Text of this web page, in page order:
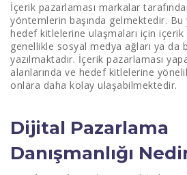
İçerik pazarlaması markalar
yöntemlerin başında gelmektedir. Bu
hedef kitlelerine ulaşmaları için
genellikle sosyal medya ağları ya da
yazılmaktadır. İçerik pazarlaması
alanlarında ve hedef kitlelerine
onlara daha kolay ulaşabilmektedir.
Dijital Pazarlama
Danışmanlığı